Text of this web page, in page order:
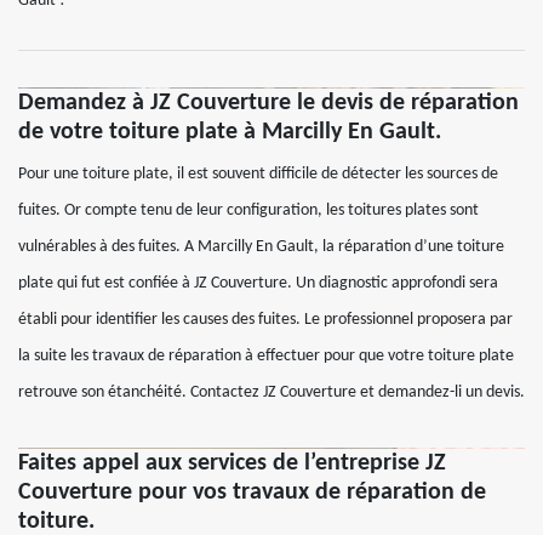
Demandez à JZ Couverture le devis de réparation
de votre toiture plate à Marcilly En Gault.
Pour une toiture plate, il est souvent difficile de détecter les sources de
fuites. Or compte tenu de leur configuration, les toitures plates sont
vulnérables à des fuites. A Marcilly En Gault, la réparation d’une toiture
plate qui fut est confiée à JZ Couverture. Un diagnostic approfondi sera
établi pour identifier les causes des fuites. Le professionnel proposera par
la suite les travaux de réparation à effectuer pour que votre toiture plate
retrouve son étanchéité. Contactez JZ Couverture et demandez-li un devis.
Faites appel aux services de l’entreprise JZ
Couverture pour vos travaux de réparation de
toiture.